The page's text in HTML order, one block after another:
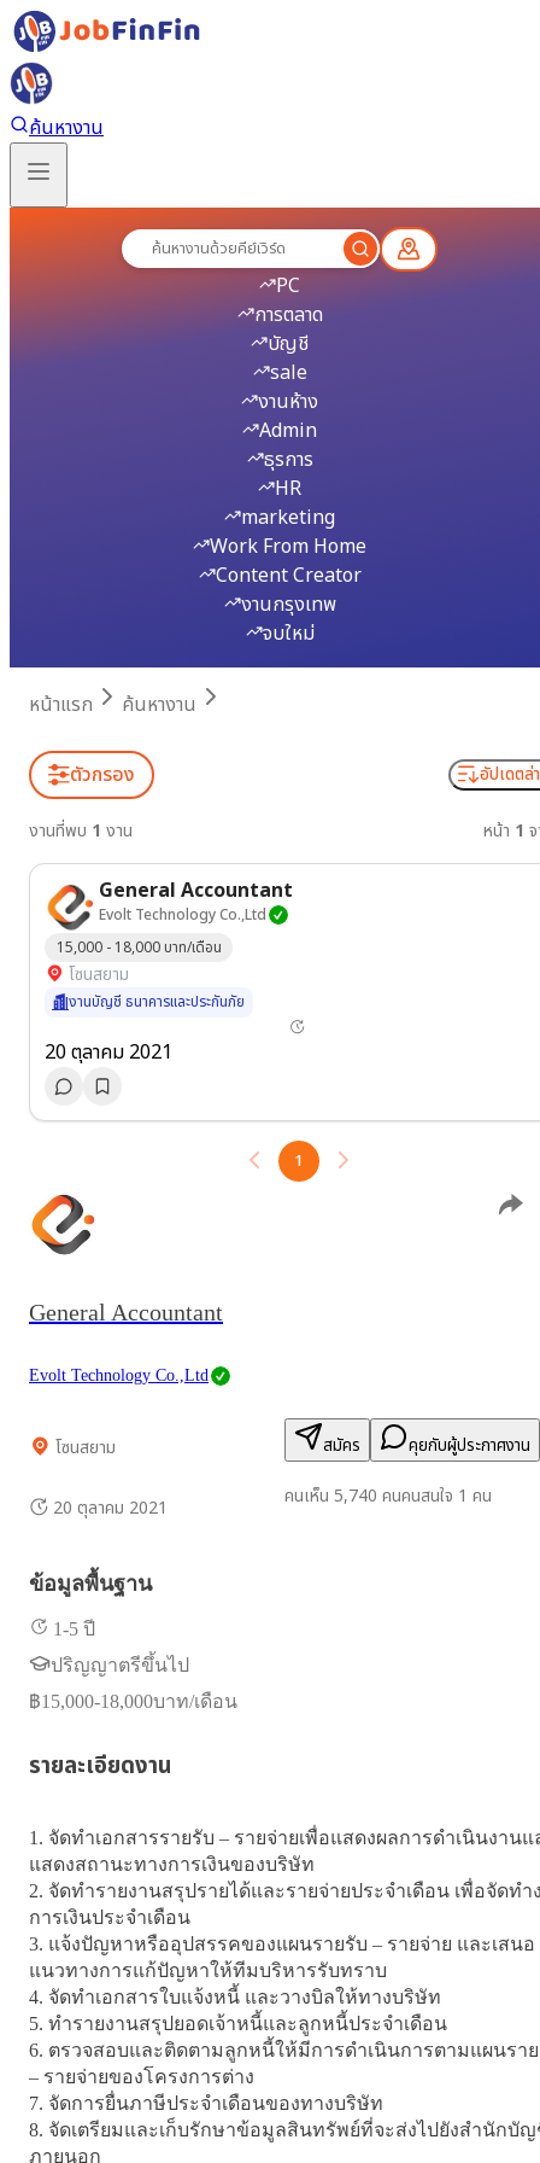
ค้นหางาน
หางาน สมัครงานอัปเดตล่าสุดวัน
PC
การตลาด
บัญชี
sale
งานห้าง
Admin
ธุรการ
HR
marketing
Work From Home
Content Creator
งานกรุงเทพ
จบใหม่
หน้าแรก ค้นหางาน
ตัวกรอง อัปเดตล่
งานที่พบ 1 งาน หน้า 1
General Accountant
Evolt Technology Co.,Ltd
15,000 - 18,000 บาท/เดือน
โซนสยาม
งานบัญชี ธนาคารและประกันภัย
20 ตุลาคม 2021
1
General Accountant
Evolt Technology Co.,Ltd
โซนสยาม
20 ตุลาคม 2021
สมัคร คุยกับผู้ประกาศงาน
คนเห็น 5,740 คนคนสนใจ 1 คน
ข้อมูลพื้นฐาน
1-5 ปี
ปริญญาตรีขึ้นไป
฿15,000-18,000บาท/เดือน
รายละเอียดงาน
1. จัดทำเอกสารรายรับ – รายจ่ายเพื่อแสดงผลการดำเนินงานแ
แสดงสถานะทางการเงินของบริษัท
2. จัดทำรายงานสรุปรายได้และรายจ่ายประจำเดือน เพื่อจัดทำ
การเงินประจำเดือน
3. แจ้งปัญหาหรืออุปสรรคของแผนรายรับ – รายจ่าย และเสนอ
แนวทางการแก้ปัญหาให้ทีมบริหารรับทราบ
4. จัดทำเอกสารใบแจ้งหนี้ และวางบิลให้ทางบริษัท
5. ทำรายงานสรุปยอดเจ้าหนี้และลูกหนี้ประจำเดือน
6. ตรวจสอบและติดตามลูกหนี้ให้มีการดำเนินการตามแผนรา
– รายจ่ายของโครงการต่าง
7. จัดการยื่นภาษีประจำเดือนของทางบริษัท
8. จัดเตรียมและเก็บรักษาข้อมูลสินทรัพย์ที่จะส่งไปยังสำนักบั
ภายนอก